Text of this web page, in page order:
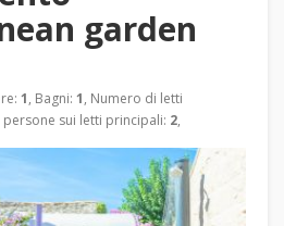
garden
1, Bagni: 1, Numero di letti
sui letti principali: 2,